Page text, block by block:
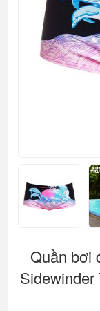
Quần bơi
Sidewinder